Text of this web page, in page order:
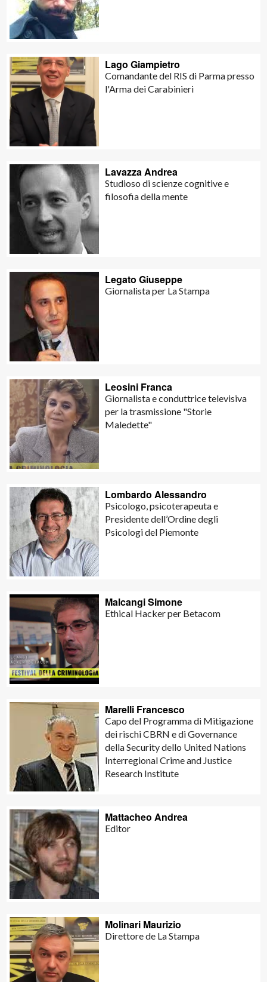
Lago Giampietro
Comandante del RIS di Parma presso
l'Arma dei Carabinieri
Lavazza Andrea
Studioso di scienze cognitive e
filosofia della mente
Legato Giuseppe
Giornalista per La Stampa
Leosini Franca
Giornalista e conduttrice televisiva
per la trasmissione "Storie
Maledette"
Lombardo Alessandro
Psicologo, psicoterapeuta e
Presidente dell’Ordine degli
Psicologi del Piemonte
Malcangi Simone
Ethical Hacker per Betacom
Marelli Francesco
Capo del Programma di Mitigazione
dei rischi CBRN e di Governance
della Security dello United Nations
Interregional Crime and Justice
Research Institute
Mattacheo Andrea
Editor
Molinari Maurizio
Direttore de La Stampa